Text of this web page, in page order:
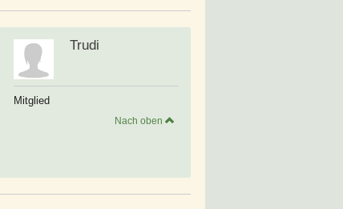
Trudi
Mitglied
Nach oben